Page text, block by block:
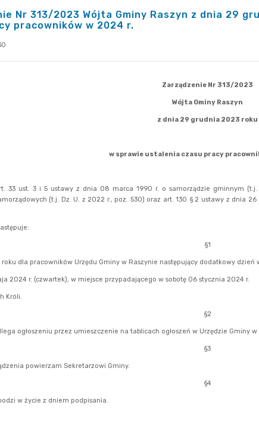
Nr 313/2023 Wójta Gminy Raszyn z dnia 29
pracowników w 2024 r.